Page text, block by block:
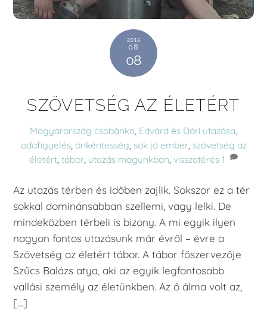
2015
08
08
SZÖVETSÉG AZ ÉLETÉRT
Magyarország csobánka Edvárd és Dóri utazása
odafigyelés, önkéntesség sok jó ember, szövetség az
életért ,tábor utazás magunkban ,visszatérés 1
Az utazás térben és időben zajlik. Sokszor ez a tér
sokkal dominánsabban szellemi, vagy lelki. De
mindeközben térbeli is bizony. A mi egyik ilyen
nagyon fontos utazásunk már évről – évre a
Szövetség az életért tábor. A tábor főszervezője
Szűcs Balázs atya, aki az egyik legfontosabb
vallási személy az életünkben. Az ő álma volt az,
[…]